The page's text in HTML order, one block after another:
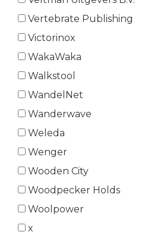
Vertebrate Publishing
Victorinox
WakaWaka
Walkstool
WandelNet
Wanderwave
Weleda
Wenger
Wooden City
Woodpecker Holds
Woolpower
x